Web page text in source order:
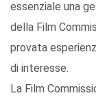
essenziale una
della Film
provata
di interesse.
La Film